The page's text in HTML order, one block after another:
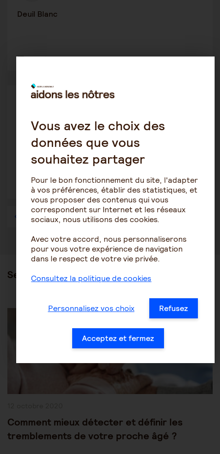
Deuil Blanc
10 4567
Alzheimer
4 septembre 2019 18:12
entre demence mixte neurodegeneratrice et
cardio vasculaire et al...
13 8117
1 … 33 34 35 36
Ses articles
Category:
Les pathologies du vieillissement Autres pathologies
Comment mieux détecter et définir les
tremblements de votre proche âgé ?
Vous avez le choix des
données que vous
souhaitez partager
Pour le bon fonctionnement du site, l'adapter
à vos préférences, établir des statistiques, et
vous proposer des contenus qui vous
correspondent sur Internet et les réseaux
sociaux, nous utilisons des cookies.
Avec votre accord, nous personnaliserons
pour vous votre expérience de navigation
dans le respect de votre vie privée.
Consultez la politique de cookies
Personnalisez vos choix Refusez
Acceptez et fermez